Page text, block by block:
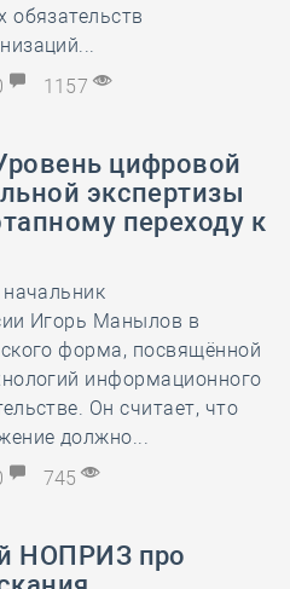
обязательств
1157
цифровой
экспертизы
переходу к
Игорь Манылов в
форма, посвящённой
информационного
Он считает, что
должно...
745
НОПРИЗ про